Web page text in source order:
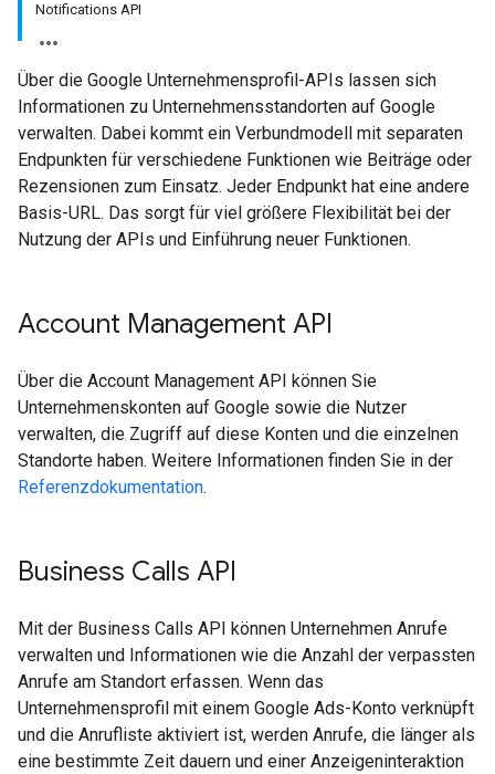
Notifications API
Über die Google Unternehmensprofil-APIs lassen sich
Informationen zu Unternehmensstandorten auf Google
verwalten. Dabei kommt ein Verbundmodell mit separaten
Endpunkten für verschiedene Funktionen wie Beiträge oder
Rezensionen zum Einsatz. Jeder Endpunkt hat eine andere
Basis-URL. Das sorgt für viel größere Flexibilität bei der
Nutzung der APIs und Einführung neuer Funktionen.
Account Management API
Über die Account Management API können Sie
Unternehmenskonten auf Google sowie die Nutzer
verwalten, die Zugriff auf diese Konten und die einzelnen
Standorte haben. Weitere Informationen finden Sie in der
Referenzdokumentation.
Business Calls API
Mit der Business Calls API können Unternehmen Anrufe
verwalten und Informationen wie die Anzahl der verpassten
Anrufe am Standort erfassen. Wenn das
Unternehmensprofil mit einem Google Ads-Konto verknüpft
und die Anrufliste aktiviert ist, werden Anrufe, die länger als
eine bestimmte Zeit dauern und einer Anzeigeninteraktion